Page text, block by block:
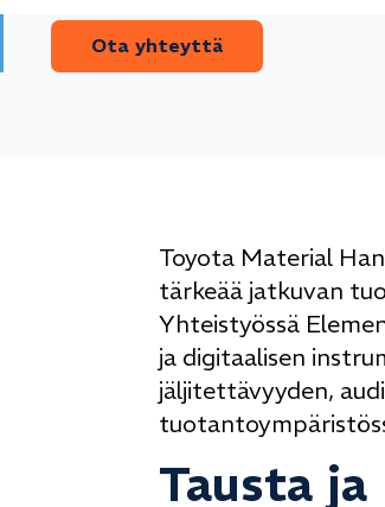
Ota yhteyttä
Toyota Material
tärkeää jatkuvan
Yhteistyössä
ja digitaalisen
jäljitettävyyden,
Tausta ja